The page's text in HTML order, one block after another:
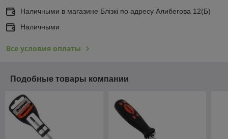
Наличными в магазине Блiзкi по адресу Алибегова 12(Б)
Наличными
Все условия оплаты
Подобные товары компании